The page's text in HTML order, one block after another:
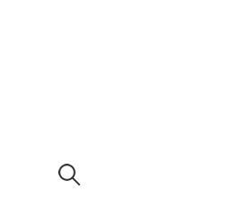
Kutatáshoz: